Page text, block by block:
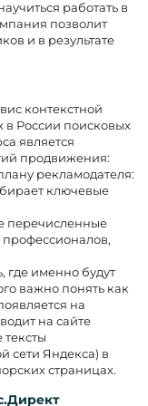
работать в
позволит
и в результате
контекстной
в России поисковых
является
продвижения:
рекламодателя:
ключевые
перечисленные
где именно будут
важно понять как
на
на сайте
сети Яндекса) в
страницах.